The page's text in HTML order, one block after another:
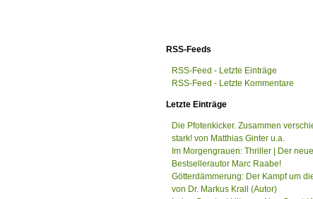
RSS-Feeds
RSS-Feed - Letzte Einträge
RSS-Feed - Letzte Kommentare
Letzte Einträge
Die Pfotenkicker. Zusammen
stark! von Matthias Ginter u.a.
Im Morgengrauen: Thriller | Der
Bestsellerautor Marc Raabe!
Götterdämmerung: Der Kampf um
von Dr. Markus Krall (Autor)